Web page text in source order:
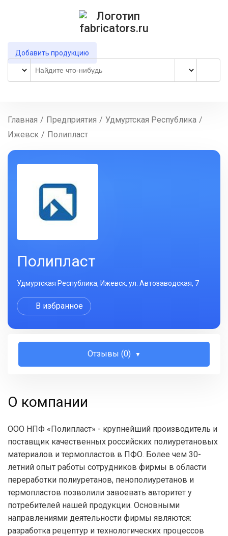
Добавить продукцию
Главная / Предприятия / Удмуртская Республика /
Ижевск / Полипласт
Полипласт
Удмуртская Республика, Ижевск, ул. Автозаводская, 7
В избранное
Отзывы (0)
О компании
ООО НПФ «Полипласт» - крупнейший производитель и
поставщик качественных российских полиуретановых
материалов и термопластов в ПФО. Более чем 30-
летний опыт работы сотрудников фирмы в области
переработки полиуретанов, пенополиуретанов и
термопластов позволили завоевать авторитет у
потребителей нашей продукции. Основными
направлениями деятельности фирмы являются:
разработка рецептур и технологических процессов